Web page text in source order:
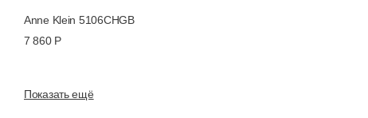
Anne Klein 5106CHGB
7 860 Р
Показать ещё